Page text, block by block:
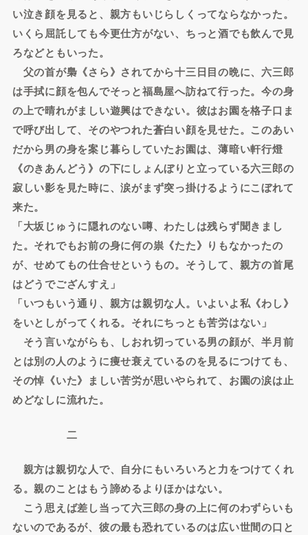
い泣き顔を見ると、親方もいじらしくってならなかった。
いくら屈託しても今更仕方がない、ちっと酒でも飲んで見
ろなどともいった。
父の首が梟《さら》されてから十三日目の晩に、六三郎
は手拭に顔を包んでそっと福島屋へ訪ねて行った。今の身
の上で晴れがましい遊興はできない。彼はお園を格子口ま
で呼び出して、そのやつれた蒼白い顔を見せた。このあい
だから男の身を案じ暮らしていたお園は、薄暗い軒行燈
《のきあんどう》の下にしょんぼりと立っている六三郎の
寂しい影を見た時に、涙がまず突っ掛けるようにこぼれて
来た。
「大坂じゅうに隠れのない噂、わたしは残らず聞きまし
た。それでもお前の身に何の祟《たた》りもなかったの
が、せめてもの仕合せというもの。そうして、親方の首尾
はどうでござんすえ」
「いつもいう通り、親方は親切な人。いよいよ私《わし》
をいとしがってくれる。それにちっとも苦労はない」
そう言いながらも、しおれ切っている男の顔が、半月前
とは別の人のように痩せ衰えているのを見るにつけても、
その悼《いた》ましい苦労が思いやられて、お園の涙は止
めどなしに流れた。
二
親方は親切な人で、自分にもいろいろと力をつけてくれ
る。親のことはもう諦めるよりほかはない。
こう思えば差し当って六三郎の身の上に何のわずらいも
ないのであるが、彼の最も恐れているのは広い世間の口と